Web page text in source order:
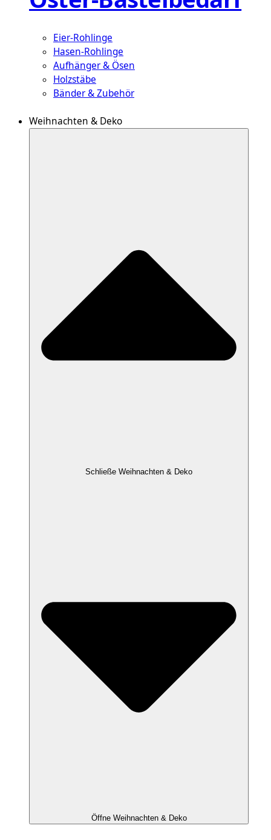
Eier-Rohlinge
Hasen-Rohlinge
Aufhänger & Ösen
Holzstäbe
Bänder & Zubehör
Weihnachten & Deko
Schließe Weihnachten & Deko
Öffne Weihnachten & Deko